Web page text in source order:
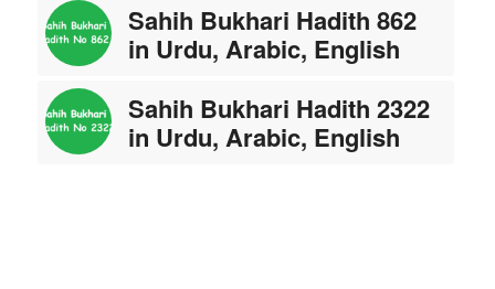
Sahih Bukhari Hadith 862
in Urdu, Arabic, English
Sahih Bukhari Hadith 2322
in Urdu, Arabic, English